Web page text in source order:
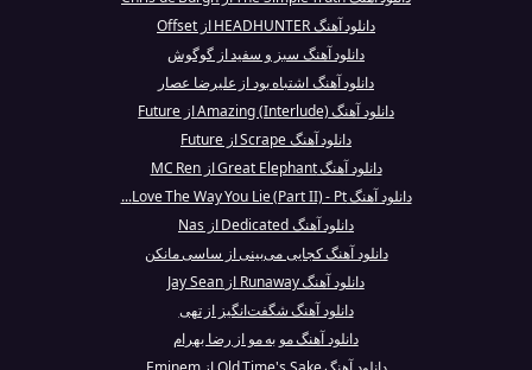
دانلود آهنگ HEADHUNTER از Offset
دانلود آهنگ سبز و سفید از گوگوش
دانلود آهنگ اشتباه بود از علیرضا عصار
دانلود آهنگ Amazing (Interlude) از Future
دانلود آهنگ Scrape از Future
دانلود آهنگ Great Elephant از MC Ren
دانلود آهنگ Love The Way You Lie (Part II) - Pt...
دانلود آهنگ Dedicated از Nas
دانلود آهنگ کجایی می‌بینی از ساسی مانکن
دانلود آهنگ Runaway از Jay Sean
دانلود آهنگ شگفت‌انگیز از تهی
دانلود آهنگ مو به مو از رضا بهرام